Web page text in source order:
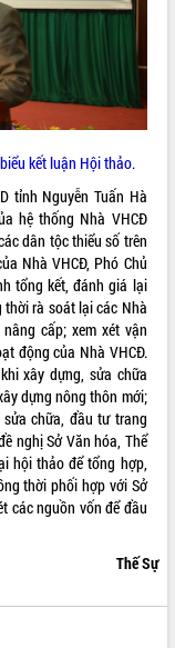
kết luận Hội thảo.
tỉnh Nguyễn Tuấn Hà
hệ thống Nhà VHCĐ
dân tộc thiểu số trên
Nhà VHCĐ, Phó Chủ
tổng kết, đánh giá lại
thời rà soát lại các Nhà
cấp; xem xét vận
động của Nhà VHCĐ.
xây dựng, sửa chữa
dựng nông thôn mới;
chữa, đầu tư trang
nghị Sở Văn hóa, Thể
hội thảo để tổng hợp,
thời phối hợp với Sở
các nguồn vốn để đầu
Thế Sự